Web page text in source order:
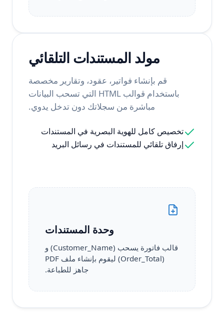
مولد المستندات التلقائي
قم بإنشاء فواتير، عقود، وتقارير مخصصة
باستخدام قوالب HTML التي تسحب البيانات
مباشرة من سجلاتك دون تدخل يدوي.
تخصيص كامل للهوية البصرية في المستندات
إرفاق تلقائي للمستندات في رسائل البريد
وحدة المستندات
قالب فاتورة يسحب (Customer_Name) و
(Order_Total) ليقوم بإنشاء ملف PDF
جاهز للطباعة.